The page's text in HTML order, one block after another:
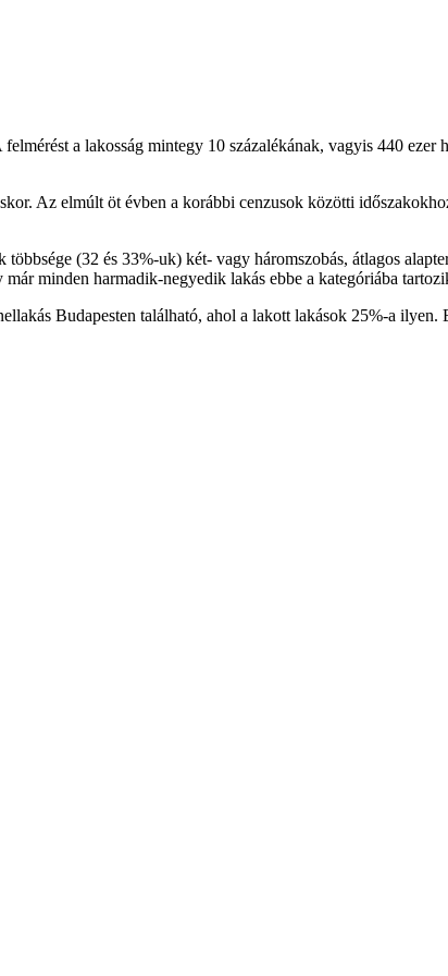
a lakosság mintegy 10 százalékának, vagyis 440 ezer
Az elmúlt öt évben a korábbi cenzusok közötti
(32 és 33%-uk) két- vagy háromszobás, átlagos
minden harmadik-negyedik lakás ebbe a kategóriába
Budapesten található, ahol a lakott lakások 25%-a